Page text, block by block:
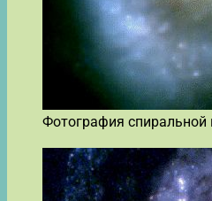
Фотография спиральной